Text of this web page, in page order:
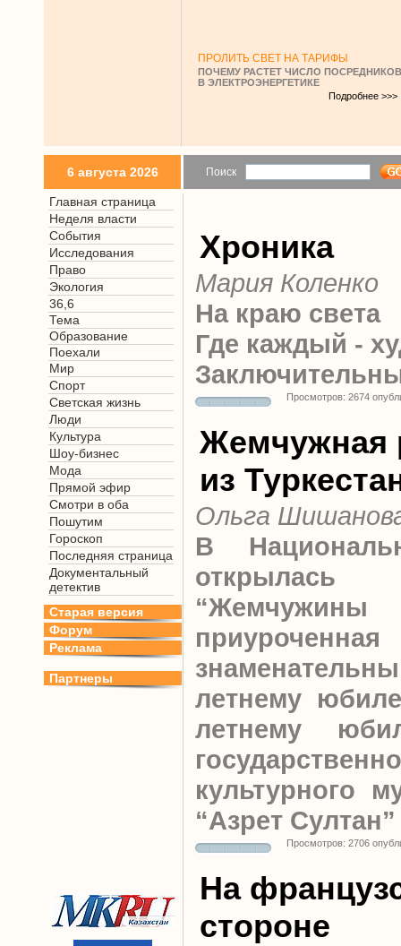
ПРОЛИТЬ СВЕТ НА ТАРИФЫ
ПОЧЕМУ РАСТЕТ ЧИСЛО ПОСРЕДНИКОВ
В ЭЛЕКТРОЭНЕРГЕТИКЕ
Подробнее >>>
6 августа 2026 Поиск
Главная страница
Неделя власти
События
Исследования
Право
Экология
36,6
Тема
Образование
Поехали
Мир
Спорт
Светская жизнь
Люди
Культура
Шоу-бизнес
Мода
Прямой эфир
Смотри в оба
Пошутим
Гороскоп
Последняя страница
Документальный
детектив
Старая версия
Форум
Реклама
Партнеры
Хроника
Мария Коленко
На краю света
Где каждый -
Просмотров: 2674
Жемчужная
из
Ольга
В
“Жемчужины
летнему
летнему
культурного
“Азрет Султан”
Просмотров: 2706
На
стороне